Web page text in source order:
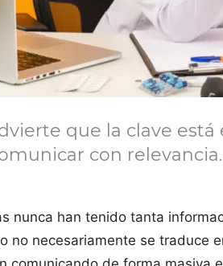
que la clave
con relevancia.
nunca han tenido tanta
no necesariamente se traduce